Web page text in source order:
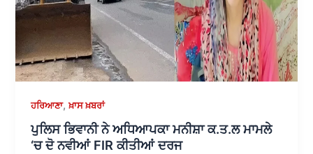
ਹਰਿਆਣਾ,ਖ਼ਾਸ ਖ਼ਬਰਾਂ
ਪੁਲਿਸ ਭਿਵਾਨੀ ਨੇ ਅਧਿਆਪਕਾ ਮਨੀਸ਼ਾ ਕ.ਤ.ਲ ਮਾਮਲੇ
‘ਚ ਦੋ ਨਵੀਆਂ FIR ਕੀਤੀਆਂ ਦਰਜ